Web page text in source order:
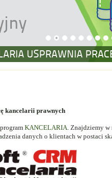
USPRAWNIA
kancelarii prawnych
KANCELARIA. Znajdziemy w
danych o klientach w postaci